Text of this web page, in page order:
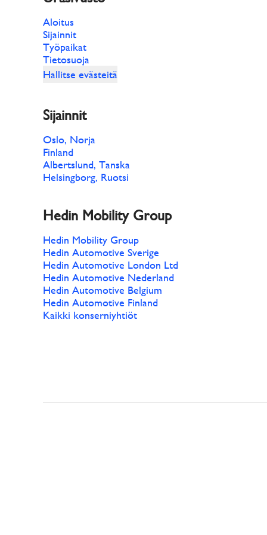
Aloitus
Sijainnit
Työpaikat
Tietosuoja
Hallitse evästeitä
Sijainnit
Oslo, Norja
Finland
Albertslund, Tanska
Helsingborg, Ruotsi
Hedin Mobility Group
Hedin Mobility Group
Hedin Automotive Sverige
Hedin Automotive London Ltd
Hedin Automotive Nederland
Hedin Automotive Belgium
Hedin Automotive Finland
Kaikki konserniyhtiöt